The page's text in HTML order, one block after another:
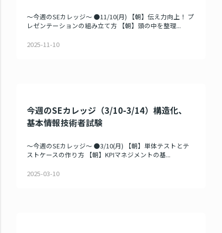
～今週のSEカレッジ～ ●11/10(月) 【朝】伝え力向上！ プ
レゼンテーションの組み立て方 【朝】頭の中を整理...
2025-11-10
今週のSEカレッジ（3/10-3/14）構造化、
基本情報技術者試験
～今週のSEカレッジ～ ●3/10(月) 【朝】単体テストとテ
ストケースの作り方 【朝】KPIマネジメントの基...
2025-03-10